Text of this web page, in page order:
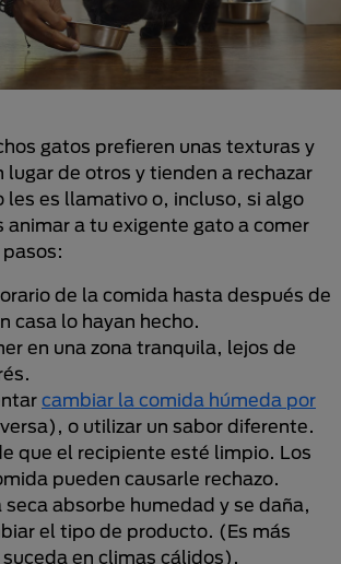
gatos prefieren unas texturas y
lugar de otros y tienden a rechazar
les es llamativo o, incluso, si algo
animar a tu exigente gato a comer
de la comida hasta después de
casa lo hayan hecho.
en una zona tranquila, lejos de
cambiar la comida húmeda por
o utilizar un sabor diferente.
que el recipiente esté limpio. Los
pueden causarle rechazo.
seca absorbe humedad y se daña,
el tipo de producto. (Es más
en climas cálidos).